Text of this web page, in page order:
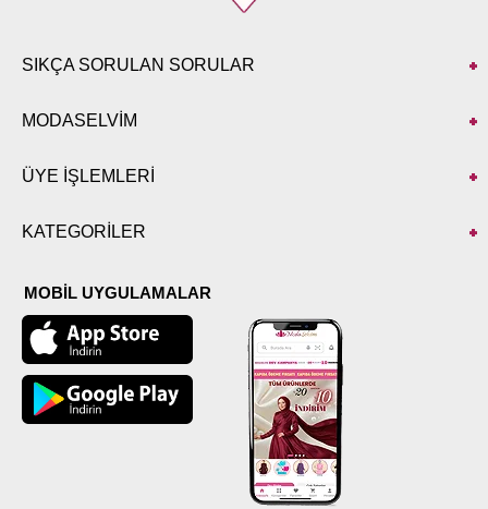
SIKÇA SORULAN SORULAR
MODASELVİM
ÜYE İŞLEMLERİ
KATEGORİLER
MOBİL UYGULAMALAR